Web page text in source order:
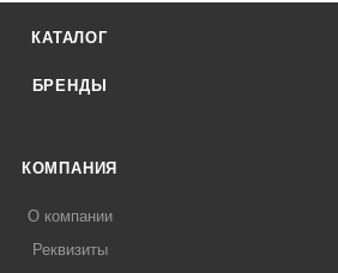
КАТАЛОГ
БРЕНДЫ
КОМПАНИЯ
О компании
Реквизиты